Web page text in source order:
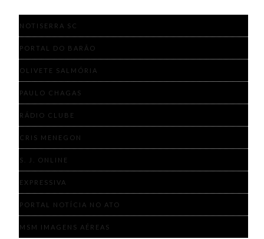
NOTISERRA SC
PORTAL DO BARÃO
OLIVETE SALMÓRIA
PAULO CHAGAS
RÁDIO CLUBE
CRIS MENEGON
S. J. ONLINE
EXPRESSIVA
PORTAL NOTÍCIA NO ATO
MSM IMAGENS AÉREAS